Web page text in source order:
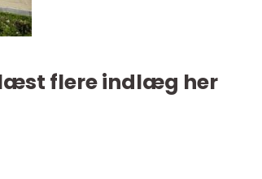
flere indlæg her